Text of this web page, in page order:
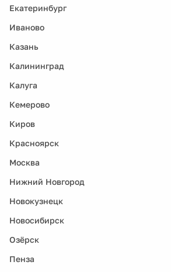
Екатеринбург
Иваново
Казань
Калининград
Калуга
Кемерово
Киров
Красноярск
Москва
Нижний Новгород
Новокузнецк
Новосибирск
Озёрск
Пенза